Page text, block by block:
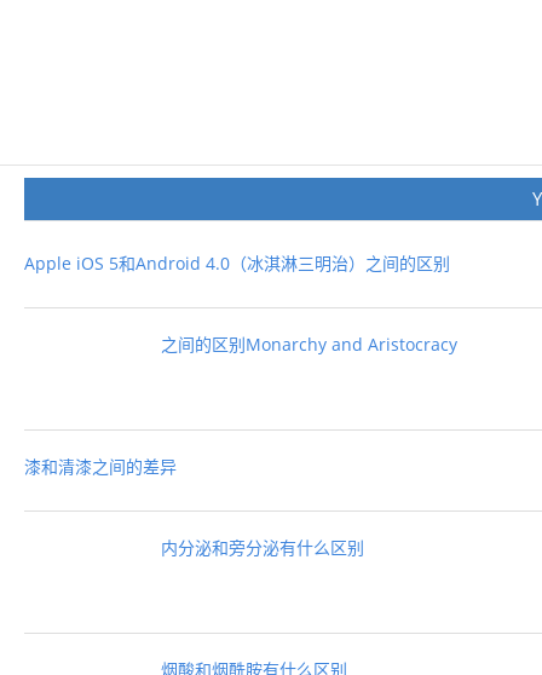
Apple iOS 5和Android 4.0（冰淇淋三明治）之间的区别
之间的区别Monarchy and Aristocracy
漆和清漆之间的差异
内分泌和旁分泌有什么区别
烟酸和烟酰胺有什么区别